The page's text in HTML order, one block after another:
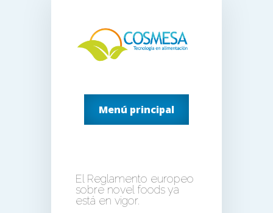
Menú principal
El Reglamento europeo
sobre novel foods ya
está en vigor.